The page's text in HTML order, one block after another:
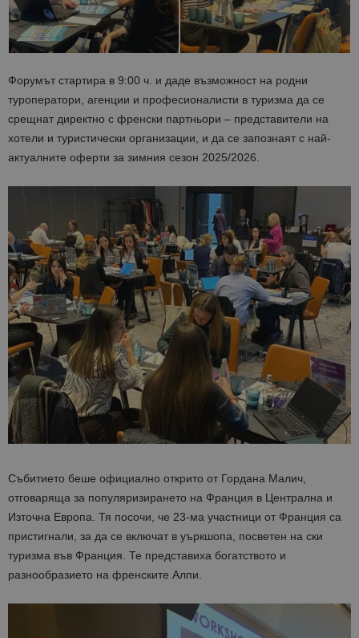
Форумът стартира в 9:00 ч. и даде възможност на родни
туроператори, агенции и професионалисти в туризма да се
срещнат директно с френски партньори – представители на
хотели и туристически организации, и да се запознаят с най-
актуалните оферти за зимния сезон 2025/2026.
Събитието беше официално открито от Гордана Малич,
отговаряща за популяризирането на Франция в Централна и
Източна Европа. Тя посочи, че 23-ма участници от Франция са
пристигнали, за да се включат в уъркшопа, посветен на ски
туризма във Франция. Те представиха богатството и
разнообразието на френските Алпи.